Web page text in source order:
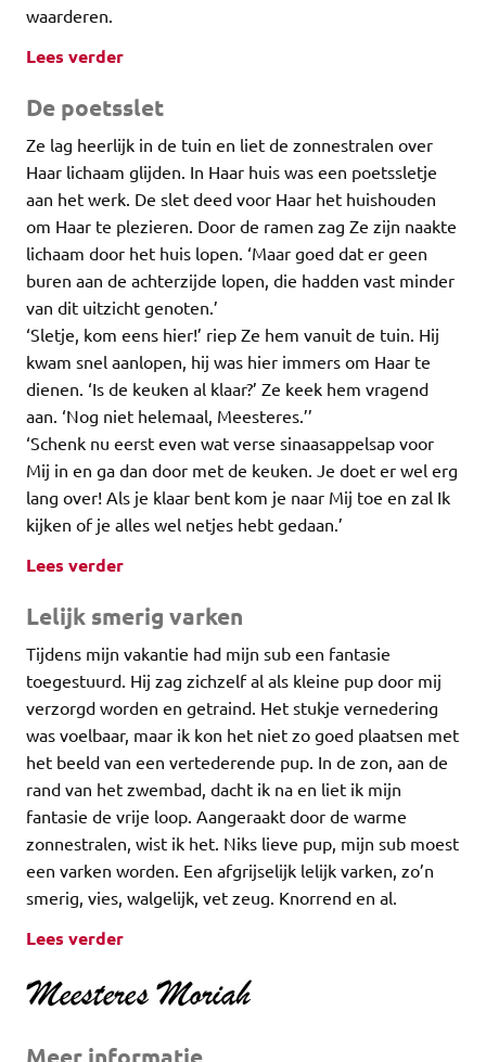
waarderen.
Lees verder
De poetsslet
Ze lag heerlijk in de tuin en liet de zonnestralen over
Haar lichaam glijden. In Haar huis was een poetssletje
aan het werk. De slet deed voor Haar het huishouden
om Haar te plezieren. Door de ramen zag Ze zijn naakte
lichaam door het huis lopen. ‘Maar goed dat er geen
buren aan de achterzijde lopen, die hadden vast minder
van dit uitzicht genoten.’
‘Sletje, kom eens hier!’ riep Ze hem vanuit de tuin. Hij
kwam snel aanlopen, hij was hier immers om Haar te
dienen. ‘Is de keuken al klaar?’ Ze keek hem vragend
aan. ‘Nog niet helemaal, Meesteres.’’
‘Schenk nu eerst even wat verse sinaasappelsap voor
Mij in en ga dan door met de keuken. Je doet er wel erg
lang over! Als je klaar bent kom je naar Mij toe en zal Ik
kijken of je alles wel netjes hebt gedaan.’
Lees verder
Lelijk smerig varken
Tijdens mijn vakantie had mijn sub een fantasie
toegestuurd. Hij zag zichzelf al als kleine pup door mij
verzorgd worden en getraind. Het stukje vernedering
was voelbaar, maar ik kon het niet zo goed plaatsen met
het beeld van een vertederende pup. In de zon, aan de
rand van het zwembad, dacht ik na en liet ik mijn
fantasie de vrije loop. Aangeraakt door de warme
zonnestralen, wist ik het. Niks lieve pup, mijn sub moest
een varken worden. Een afgrijselijk lelijk varken, zo’n
smerig, vies, walgelijk, vet zeug. Knorrend en al.
Lees verder
Meer informatie